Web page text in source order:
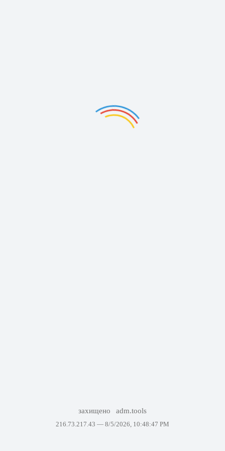
захищено adm.tools
216.73.217.43 — 8/5/2026, 10:48:47 PM